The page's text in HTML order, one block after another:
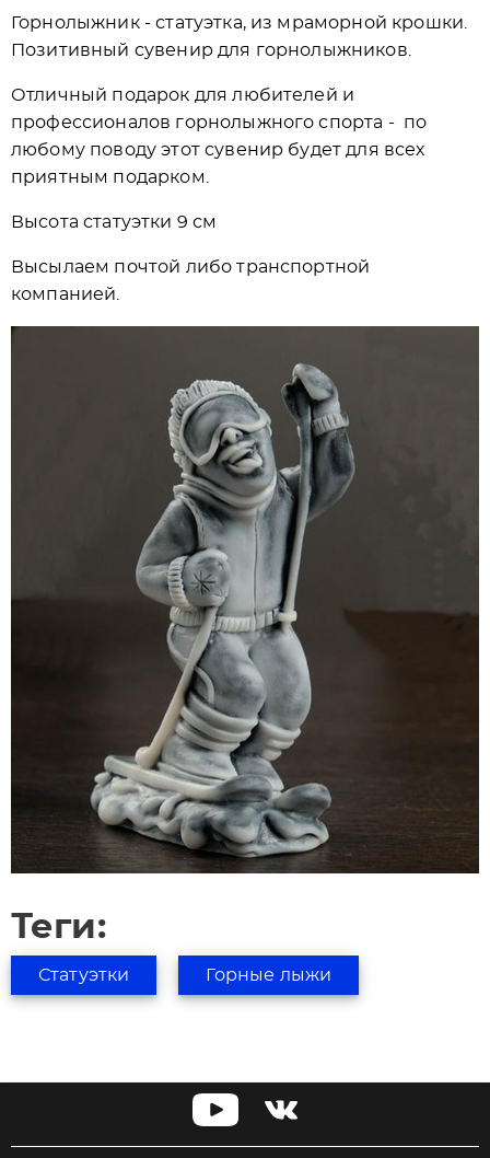
Горнолыжник - статуэтка, из мраморной крошки.
Позитивный сувенир для горнолыжников.
Отличный подарок для любителей и
профессионалов горнолыжного спорта - по
любому поводу этот сувенир будет для всех
приятным подарком.
Высота статуэтки 9 см
Высылаем почтой либо транспортной
компанией.
Теги:
Статуэтки Горные лыжи